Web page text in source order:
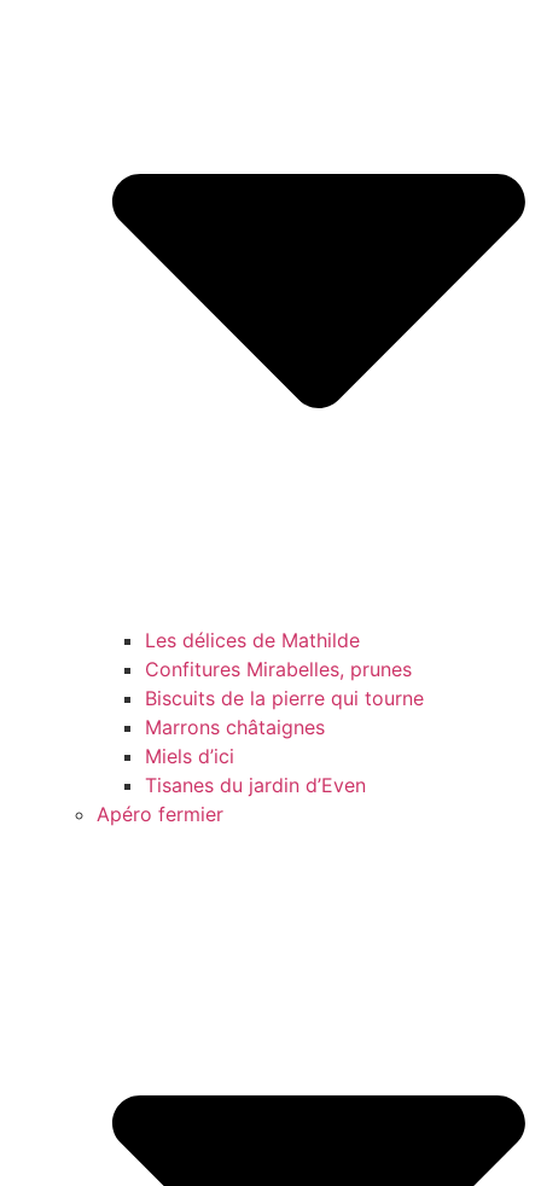
Les délices de Mathilde
Confitures Mirabelles, prunes
Biscuits de la pierre qui tourne
Marrons châtaignes
Miels d’ici
Tisanes du jardin d’Even
Apéro fermier